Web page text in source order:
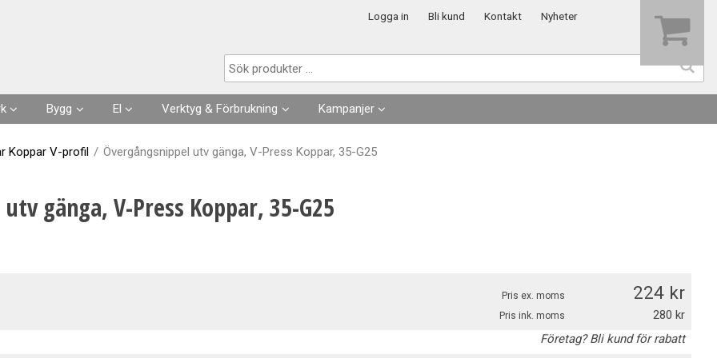
Logga in Bli kund Kontakt Nyheter
Bygg
Husgrunder
El
Kabel
Skarvsladdar, stickproppar
Verktyg & Förbrukning
Förbrukningsvaror
Kläder
Kampanjer
Koppar V-profil / Övergångsnippel utv gänga, V-Press Koppar, 35-G25
gänga, V-Press Koppar, 35-G25
Pris ex. moms 224
Pris ink. moms
280
Företag? Bli kund för rabatt